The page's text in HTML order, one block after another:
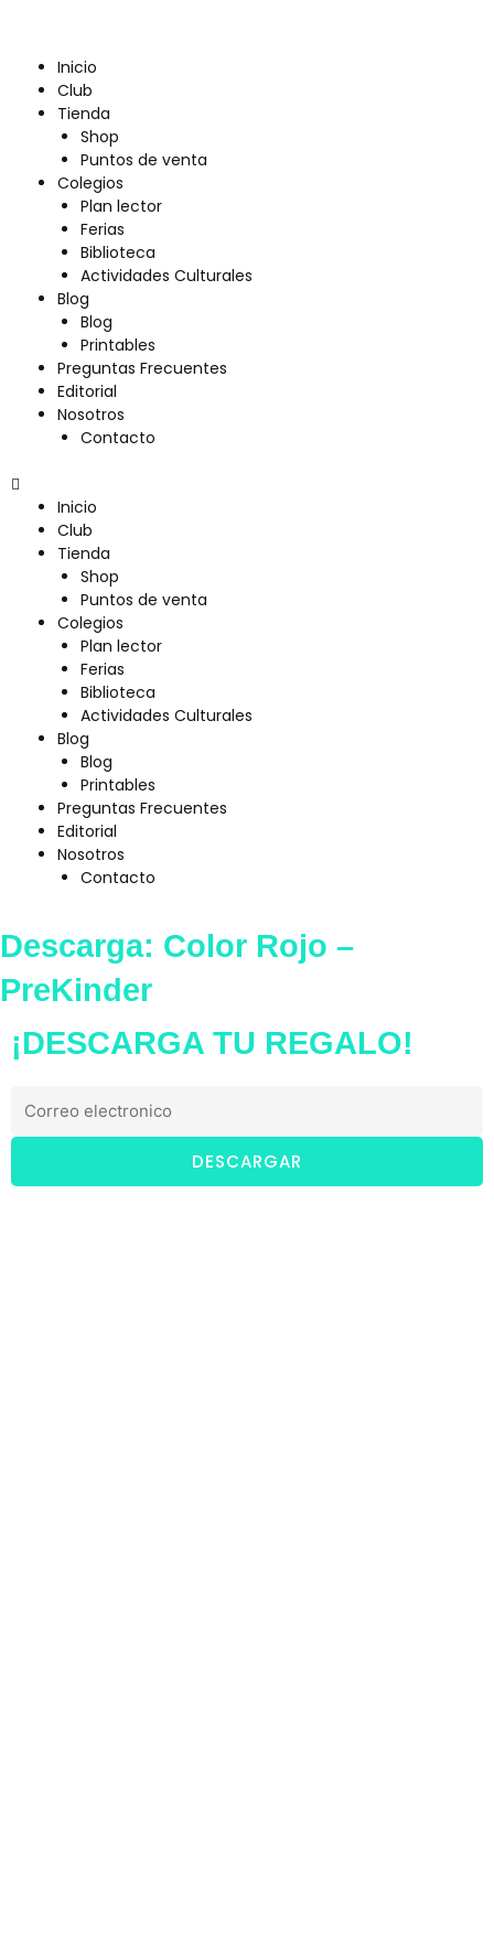
contenidoInicio
Club
Tienda
Shop
Puntos de venta
Colegios
Plan lector
Ferias
Biblioteca
Actividades Culturales
Blog
Blog
Printables
Preguntas Frecuentes
Editorial
Nosotros
Contacto
Menu
Inicio
Club
Tienda
Shop
Puntos de venta
Colegios
Plan lector
Ferias
Biblioteca
Actividades Culturales
Blog
Blog
Printables
Preguntas Frecuentes
Editorial
Nosotros
Contacto
Descarga: Color Rojo –
PreKinder
¡DESCARGA TU REGALO!
DESCARGAR